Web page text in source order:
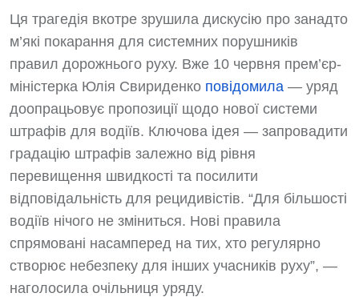
Ця трагедія вкотре зрушила дискусію про занадто
м’які покарання для системних порушників
правил дорожнього руху. Вже 10 червня прем’єр-
міністерка Юлія Свириденко повідомила — уряд
доопрацьовує пропозиції щодо нової системи
штрафів для водіїв. Ключова ідея — запровадити
градацію штрафів залежно від рівня
перевищення швидкості та посилити
відповідальність для рецидивістів. “Для більшості
водіїв нічого не зміниться. Нові правила
спрямовані насамперед на тих, хто регулярно
створює небезпеку для інших учасників руху”, —
наголосила очільниця уряду.